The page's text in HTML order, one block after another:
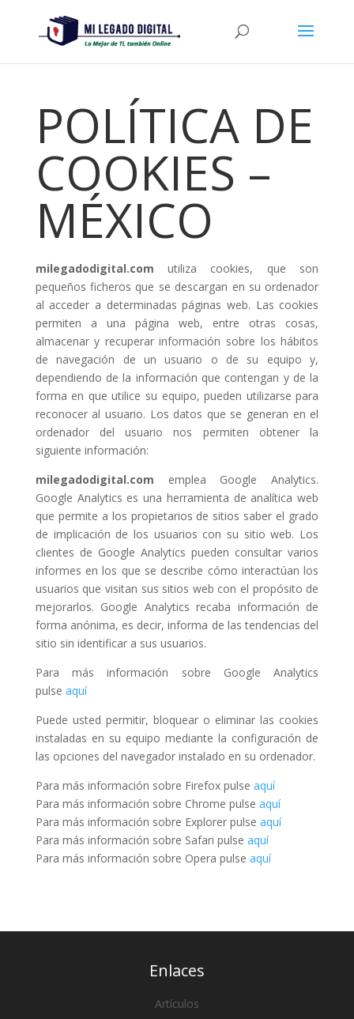
POLÍTICA DE
COOKIES –
MÉXICO
milegadodigital.com utiliza cookies, que son
pequeños ficheros que se descargan en su ordenador
al acceder a determinadas páginas web. Las cookies
permiten a una página web, entre otras cosas,
almacenar y recuperar información sobre los hábitos
de navegación de un usuario o de su equipo y,
dependiendo de la información que contengan y de la
forma en que utilice su equipo, pueden utilizarse para
reconocer al usuario. Los datos que se generan en el
ordenador del usuario nos permiten obtener la
siguiente información:
milegadodigital.com emplea Google Analytics.
Google Analytics es una herramienta de analítica web
que permite a los propietarios de sitios saber el grado
de implicación de los usuarios con su sitio web. Los
clientes de Google Analytics pueden consultar varios
informes en los que se describe cómo interactúan los
usuarios que visitan sus sitios web con el propósito de
mejorarlos. Google Analytics recaba información de
forma anónima, es decir, informa de las tendencias del
sitio sin identificar a sus usuarios.
Para más información sobre Google Analytics
pulse aquí
Puede usted permitir, bloquear o eliminar las cookies
instaladas en su equipo mediante la configuración de
las opciones del navegador instalado en su ordenador.
Para más información sobre Firefox pulse aquí
Para más información sobre Chrome pulse aquí
Para más información sobre Explorer pulse aquí
Para más información sobre Safari pulse aquí
Para más información sobre Opera pulse aquí
Enlaces
Artículos